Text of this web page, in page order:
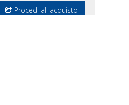
Procedi all acquisto